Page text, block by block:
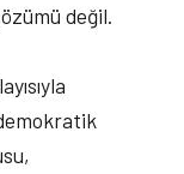
değil.